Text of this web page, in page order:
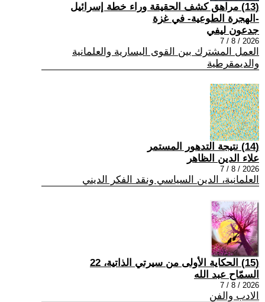
(13) مراهق كشف الحقيقة وراء خطة إسرائيل
-الهجرة الطوعية- في غزة
جدعون ليفي
2026 / 8 / 7
العمل المشترك بين القوى اليسارية والعلمانية
والديمقرطية
(14) نتيجة التدهور المستمر
علاء الدين الظاهر
2026 / 8 / 7
العلمانية، الدين السياسي ونقد الفكر الديني
(15) الحكاية الأولى من سيرتي الذاتية، 22
السمّاح عبد الله
2026 / 8 / 7
الادب والفن